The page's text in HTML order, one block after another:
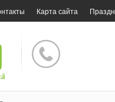
Карта сайта